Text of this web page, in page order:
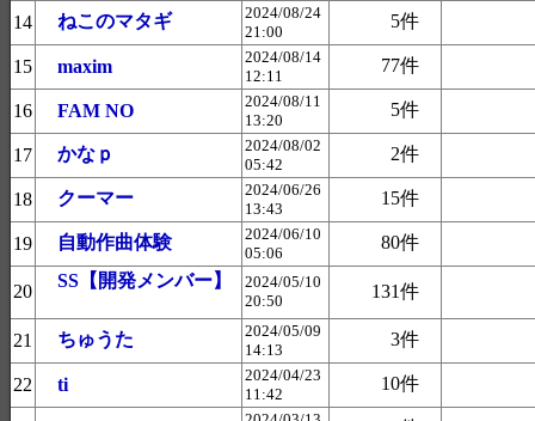
14 ねこのマタギ
2024/08/24
21:00
5件
15 maxim
2024/08/14
12:11
77件
16 FAM NO
2024/08/11
13:20
5件
17 かなｐ
2024/08/02
05:42
2件
18 クーマー
2024/06/26
13:43
15件
19 自動作曲体験
2024/06/10
05:06
80件
20
SS【開発メンバー】
2024/05/10
20:50
131件
21 ちゅうた
2024/05/09
14:13
3件
22 ti
2024/04/23
11:42
10件